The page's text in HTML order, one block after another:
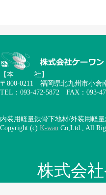
【本 社】
〒800-0211 福岡県北九州市小倉
TEL：093-472-5872 FAX：093-
内装用軽量鉄骨下地材/外装用軽
Copyright (c) K-wan Co,Ltd., All
株式会